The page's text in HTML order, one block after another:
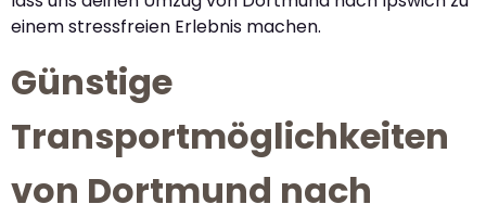
einem stressfreien Erlebnis machen.
Günstige
Transportmöglichkeiten
von Dortmund nach